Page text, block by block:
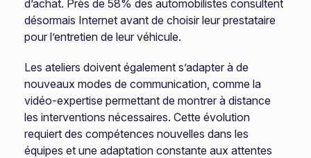
d’achat. Près de 58% des automobilistes consultent
désormais Internet avant de choisir leur prestataire
pour l’entretien de leur véhicule.
Les ateliers doivent également s’adapter à de
nouveaux modes de communication, comme la
vidéo-expertise permettant de montrer à distance
les interventions nécessaires. Cette évolution
requiert des compétences nouvelles dans les
équipes et une adaptation constante aux attentes